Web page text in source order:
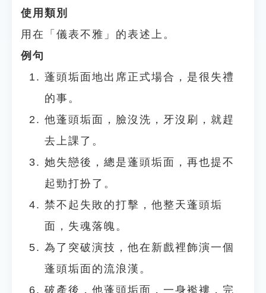
使用類別
用在「儀表不雅」的表述上。
例句
蓬頭垢面地出席正式場合，是很失禮
的事。
他蓬頭垢面，臉沒洗，牙沒刷，就趕
去上課了。
她失戀後，總是蓬頭垢面，再也提不
起勁打扮了。
禁不起失敗的打擊，他整天蓬頭垢
面，失魂落魄。
為了突破演技，他在新戲裡飾演一個
蓬頭垢面的流浪漢。
破產後，他蓬頭垢面，一身襤褸，完